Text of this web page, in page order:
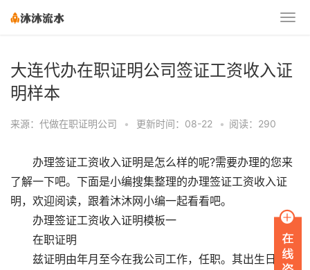
大连代办在职证明公司签证工资收入证
明样本
来源：代做在职证明公司 • 更新时间：08-22 • 阅读：290
办理签证工资收入证明是怎么样的呢?需要办理的您来
了解一下吧。下面是小编搜集整理的办理签证工资收入证
明，欢迎阅读，跟着沐沐网小编一起看看吧。
办理签证工资收入证明模板一
在职证明
兹证明由年月至今在我公司工作，任职。其出生日期为